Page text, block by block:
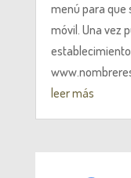
menú para que
móvil. Una vez
leer más